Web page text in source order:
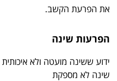
את הפרעת הקשב.
הפרעות שינה
שינה לא מספקת